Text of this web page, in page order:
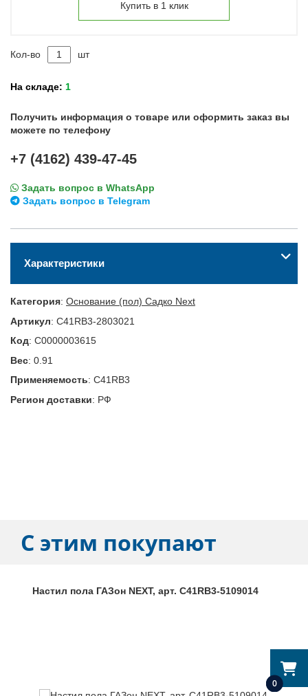
0
Купить в 1 клик
Кол-во шт
На складе: 1
Получить информация о товаре или оформить заказ вы
можете по телефону
+7 (4162) 439-47-45
Задать вопрос в WhatsApp
Задать вопрос в Telegram
Характеристики
Категория: Основание (пол) Садко Next
Артикул: C41RB3-2803021
Код: С0000003615
Вес: 0.91
Применяемость: C41RB3
Регион доставки: РФ
С этим покупают
Настил пола ГАЗон NEXT, арт. C41RB3-5109014